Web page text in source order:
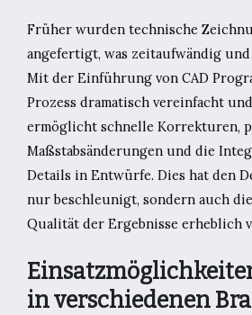
Früher wurden technische
angefertigt, was zeitaufwändig
Mit der Einführung von CAD
Prozess dramatisch vereinfacht
ermöglicht schnelle Korrekturen,
Maßstabsänderungen und die
Details in Entwürfe. Dies hat den
nur beschleunigt, sondern auch
Qualität der Ergebnisse erheblich
in verschiedenen